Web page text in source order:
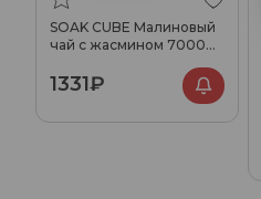
SOAK CUBE Малиновый
чай с жасмином 7000
1331₽